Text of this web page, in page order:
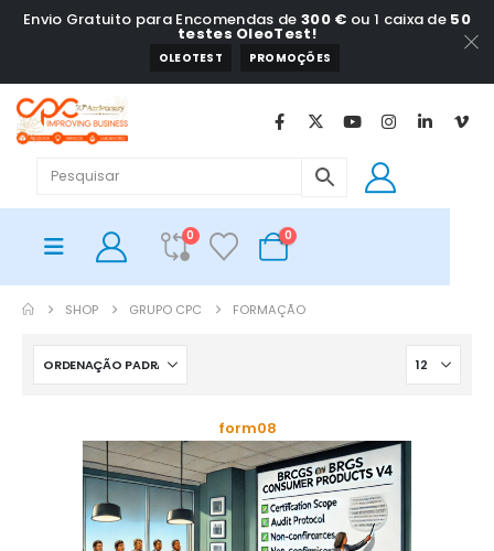
Envio Gratuito para Encomendas de 300 € ou 1 caixa de 50
testes OleoTest!
OLEOTEST PROMOÇÕES
0 0
SHOP GRUPO CPC FORMAÇÃO
form08